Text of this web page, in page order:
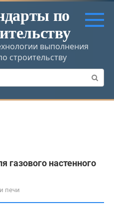
по
выполнения
строительству
газового настенного
печи